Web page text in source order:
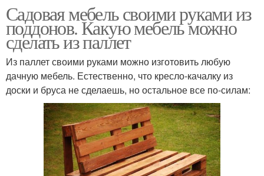
Садовая мебель своими руками из
поддонов. Какую мебель можно
сделать из паллет
Из паллет своими руками можно изготовить любую
дачную мебель. Естественно, что кресло-качалку из
доски и бруса не сделаешь, но остальное все по-силам: